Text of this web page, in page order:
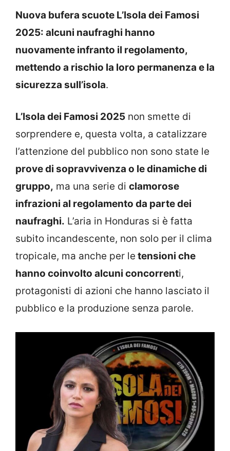
Nuova bufera scuote L’Isola dei Famosi
2025: alcuni naufraghi hanno
nuovamente infranto il regolamento,
mettendo a rischio la loro permanenza e la
sicurezza sull’isola.
L’Isola dei Famosi 2025 non smette di
sorprendere e, questa volta, a catalizzare
l’attenzione del pubblico non sono state le
prove di sopravvivenza o le dinamiche di
gruppo, ma una serie di clamorose
infrazioni al regolamento da parte dei
naufraghi. L’aria in Honduras si è fatta
subito incandescente, non solo per il clima
tropicale, ma anche per le tensioni che
hanno coinvolto alcuni concorrenti,
protagonisti di azioni che hanno lasciato il
pubblico e la produzione senza parole.